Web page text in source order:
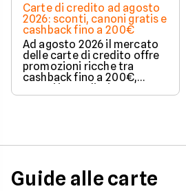
Carte di credito ad agosto
2026: sconti, canoni gratis e
cashback fino a 200€
Ad agosto 2026 il mercato
delle carte di credito offre
promozioni ricche tra
cashback fino a 200€,
sconti immediati e
azzeramento del canone.
Guide alle carte